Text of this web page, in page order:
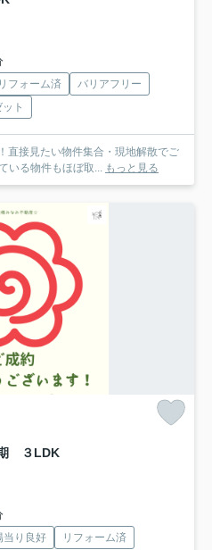
リフォーム済
バリアフリー
ト
直接見たい物件集合・現地解散でご
いる物件もほぼ取...
もっと見る
期 ３LDK
当り良好
リフォーム済